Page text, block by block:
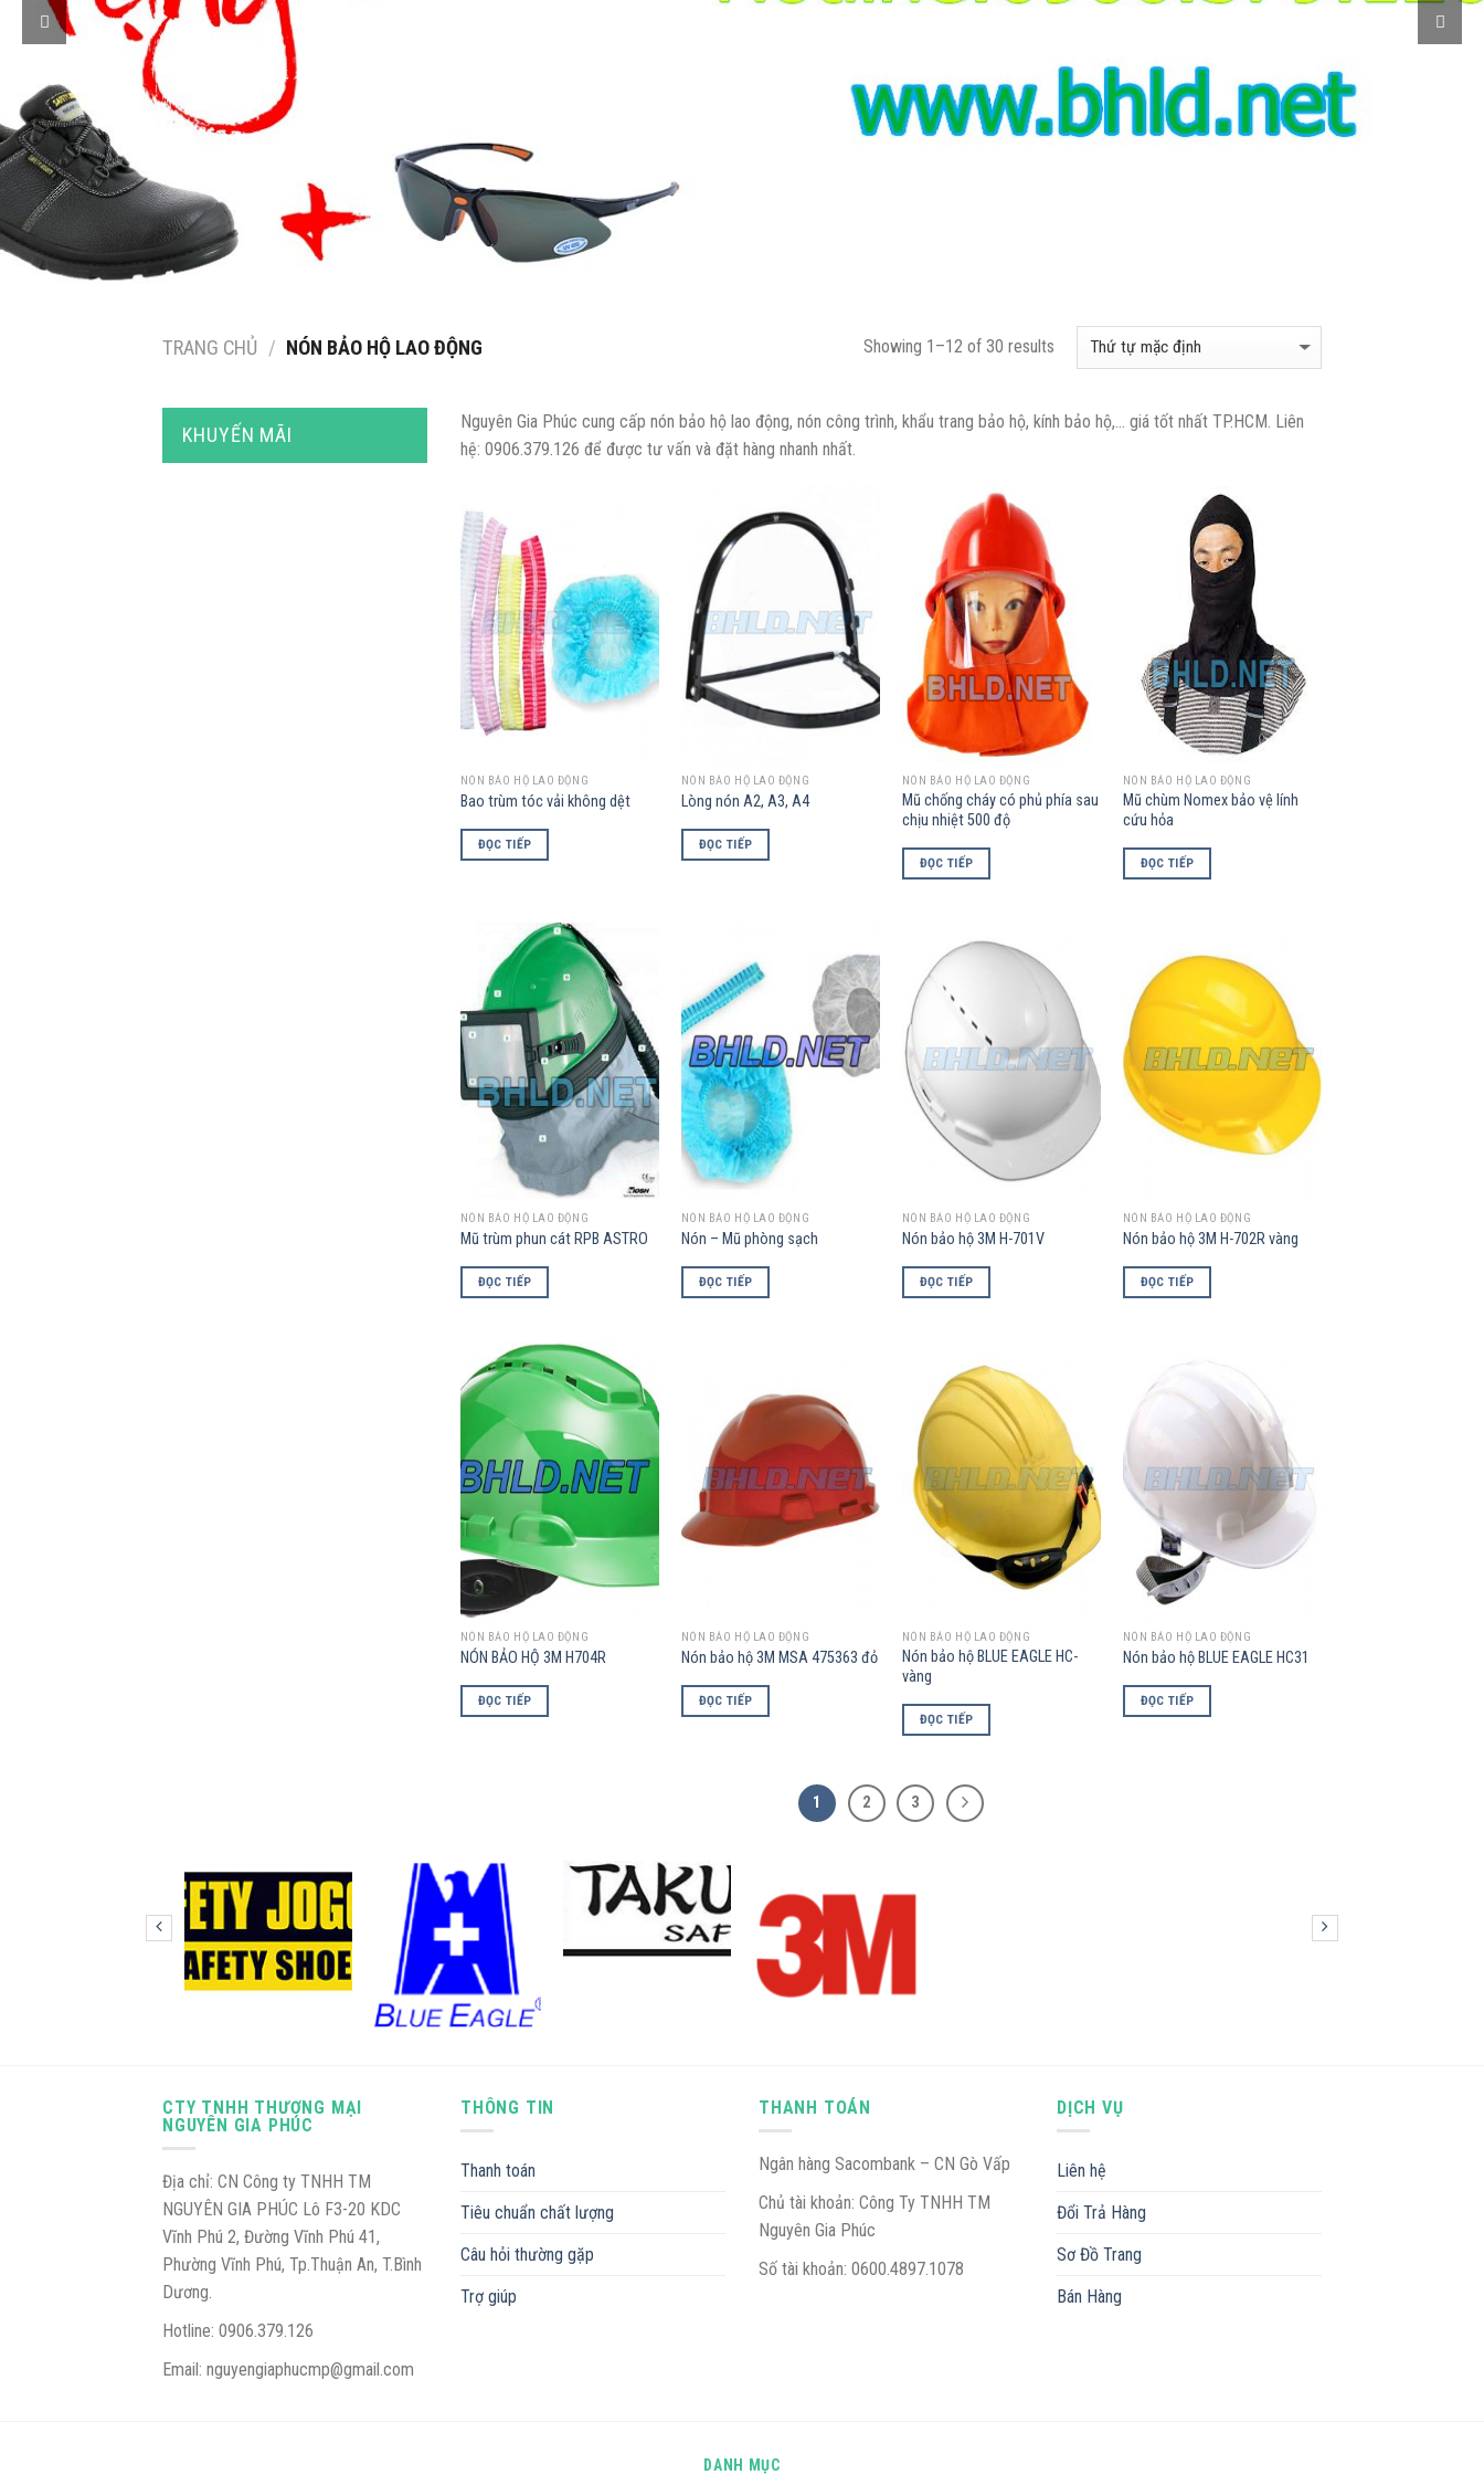
TRANG CHỦ / NÓN BẢO HỘ LAO ĐỘNG Showing 1–12 of 30 results
KHUYẾN MÃI
Nguyên Gia Phúc cung cấp nón bảo hộ lao động, nón công trình, khẩu trang bảo hộ, kính bảo hộ,… giá tốt nhất TP.HCM. Liên
hệ: 0906.379.126 để được tư vấn và đặt hàng nhanh nhất.
NÓN BẢO HỘ LAO ĐỘNG
Bao trùm tóc vải không dệt
ĐỌC TIẾP
Add to
Wishlist
NÓN BẢO HỘ LAO ĐỘNG
Lòng nón A2, A3, A4
ĐỌC TIẾP
Add to
Wishlist
NÓN BẢO HỘ LAO ĐỘNG
Mũ chống cháy có phủ phía sau
chịu nhiệt 500 độ
ĐỌC TIẾP
NÓN BẢO HỘ LAO ĐỘNG
Mũ chùm Nomex bảo vệ lính
cứu hỏa
ĐỌC TIẾP
Add to
Wishlist
NÓN BẢO HỘ LAO ĐỘNG
Mũ trùm phun cát RPB ASTRO
ĐỌC TIẾP
Add to
Wishlist
NÓN BẢO HỘ LAO ĐỘNG
Nón – Mũ phòng sạch
ĐỌC TIẾP
Add to
Wishlist
NÓN BẢO HỘ LAO ĐỘNG
Nón bảo hộ 3M H-701V
ĐỌC TIẾP
Add to
Wishlist
NÓN BẢO HỘ LAO ĐỘNG
Nón bảo hộ 3M H-702R vàng
ĐỌC TIẾP
Add to
NÓN BẢO HỘ LAO ĐỘNG
NÓN BẢO HỘ 3M H704R
ĐỌC TIẾP
Add to
Wishlist
NÓN BẢO HỘ LAO ĐỘNG
Nón bảo hộ 3M MSA 475363 đỏ
ĐỌC TIẾP
Add to
Wishlist
NÓN BẢO HỘ LAO ĐỘNG
Nón bảo hộ BLUE EAGLE HC-
vàng
ĐỌC TIẾP
Add to
Wishlist
NÓN BẢO HỘ LAO ĐỘNG
Nón bảo hộ BLUE EAGLE HC31
ĐỌC TIẾP
1 2 3
CTY TNHH THƯƠNG MẠI
NGUYÊN GIA PHÚC
Địa chỉ: CN Công ty TNHH TM
NGUYÊN GIA PHÚC Lô F3-20 KDC
Vĩnh Phú 2, Đường Vĩnh Phú 41,
Phường Vĩnh Phú, Tp.Thuận An, T.Bình
Dương.
Hotline: 0906.379.126
Email: nguyengiaphucmp@gmail.com
THÔNG TIN
Thanh toán
Tiêu chuẩn chất lượng
Câu hỏi thường gặp
Trợ giúp
THANH TOÁN
Ngân hàng Sacombank – CN Gò Vấp
Chủ tài khoản: Công Ty TNHH TM
Nguyên Gia Phúc
Số tài khoản: 0600.4897.1078
DỊCH VỤ
Liên hệ
Đổi Trả Hàng
Sơ Đồ Trang
Bán Hàng
DANH MỤC